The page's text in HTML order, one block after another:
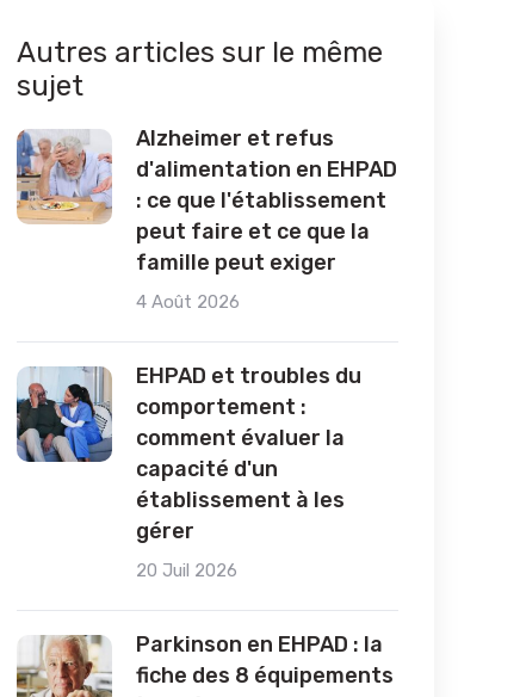
Autres articles sur le même
sujet
Alzheimer et refus
d'alimentation en EHPAD
: ce que l'établissement
peut faire et ce que la
famille peut exiger
4 Août 2026
EHPAD et troubles du
comportement :
comment évaluer la
capacité d'un
établissement à les
gérer
20 Juil 2026
Parkinson en EHPAD : la
fiche des 8 équipements